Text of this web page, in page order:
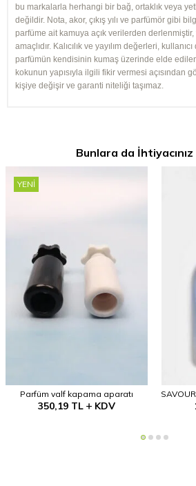
bu markalarla herhangi bir bağ, ortaklık veya
değildir. Nota, akor, çıkış yılı ve parfümör gibi
parfüme ait kamuya açık verilerden
amaçlıdır. Kalıcılık ve yayılım değerleri,
parfümün kendisinin kumaş üzerinde elde
kokunun yapısıyla ilgili fikir vermesi açısından
kişiye değişir ve garanti niteliği taşımaz.
Bunlara da
YENI
Parfüm valf kapama aparatı
350,19TL KDV